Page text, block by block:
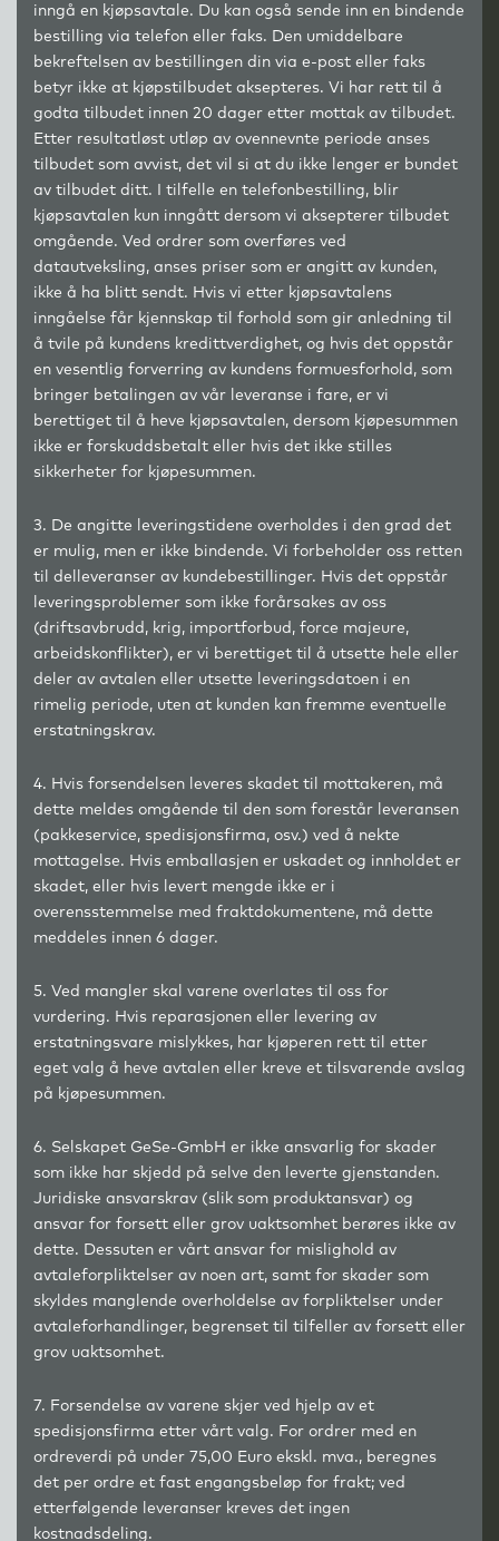
inngå en kjøpsavtale. Du kan også sende inn en bindende
bestilling via telefon eller faks. Den umiddelbare
bekreftelsen av bestillingen din via e-post eller faks
betyr ikke at kjøpstilbudet aksepteres. Vi har rett til å
godta tilbudet innen 20 dager etter mottak av tilbudet.
Etter resultatløst utløp av ovennevnte periode anses
tilbudet som avvist, det vil si at du ikke lenger er bundet
av tilbudet ditt. I tilfelle en telefonbestilling, blir
kjøpsavtalen kun inngått dersom vi aksepterer tilbudet
omgående. Ved ordrer som overføres ved
datautveksling, anses priser som er angitt av kunden,
ikke å ha blitt sendt. Hvis vi etter kjøpsavtalens
inngåelse får kjennskap til forhold som gir anledning til
å tvile på kundens kredittverdighet, og hvis det oppstår
en vesentlig forverring av kundens formuesforhold, som
bringer betalingen av vår leveranse i fare, er vi
berettiget til å heve kjøpsavtalen, dersom kjøpesummen
ikke er forskuddsbetalt eller hvis det ikke stilles
sikkerheter for kjøpesummen.
3. De angitte leveringstidene overholdes i den grad det
er mulig, men er ikke bindende. Vi forbeholder oss retten
til delleveranser av kundebestillinger. Hvis det oppstår
leveringsproblemer som ikke forårsakes av oss
(driftsavbrudd, krig, importforbud, force majeure,
arbeidskonflikter), er vi berettiget til å utsette hele eller
deler av avtalen eller utsette leveringsdatoen i en
rimelig periode, uten at kunden kan fremme eventuelle
erstatningskrav.
4. Hvis forsendelsen leveres skadet til mottakeren, må
dette meldes omgående til den som forestår leveransen
(pakkeservice, spedisjonsfirma, osv.) ved å nekte
mottagelse. Hvis emballasjen er uskadet og innholdet er
skadet, eller hvis levert mengde ikke er i
overensstemmelse med fraktdokumentene, må dette
meddeles innen 6 dager.
5. Ved mangler skal varene overlates til oss for
vurdering. Hvis reparasjonen eller levering av
erstatningsvare mislykkes, har kjøperen rett til etter
eget valg å heve avtalen eller kreve et tilsvarende avslag
på kjøpesummen.
6. Selskapet GeSe-GmbH er ikke ansvarlig for skader
som ikke har skjedd på selve den leverte gjenstanden.
Juridiske ansvarskrav (slik som produktansvar) og
ansvar for forsett eller grov uaktsomhet berøres ikke av
dette. Dessuten er vårt ansvar for mislighold av
avtaleforpliktelser av noen art, samt for skader som
skyldes manglende overholdelse av forpliktelser under
avtaleforhandlinger, begrenset til tilfeller av forsett eller
grov uaktsomhet.
7. Forsendelse av varene skjer ved hjelp av et
spedisjonsfirma etter vårt valg. For ordrer med en
ordreverdi på under 75,00 Euro ekskl. mva., beregnes
det per ordre et fast engangsbeløp for frakt; ved
etterfølgende leveranser kreves det ingen
kostnadsdeling.